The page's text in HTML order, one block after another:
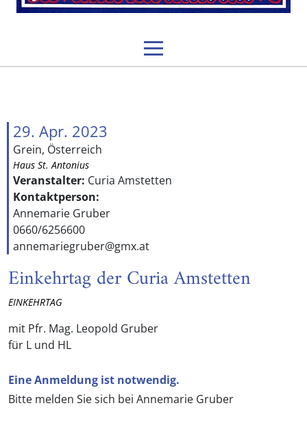
29. Apr. 2023
Grein, Österreich
Haus St. Antonius
Veranstalter: Curia Amstetten
Kontaktperson:
Annemarie Gruber
0660/6256600
annemariegruber@gmx.at
Einkehrtag der Curia Amstetten
EINKEHRTAG
mit Pfr. Mag. Leopold Gruber
für L und HL
Eine Anmeldung ist notwendig.
Bitte melden Sie sich bei Annemarie Gruber